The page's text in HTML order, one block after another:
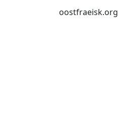
oostfraeisk.org